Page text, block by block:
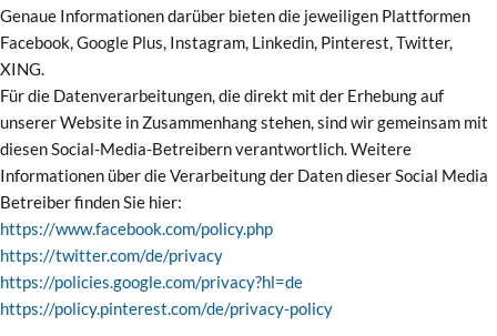
Genaue Informationen darüber bieten die jeweiligen Plattformen
Facebook, Google Plus, Instagram, Linkedin, Pinterest, Twitter,
XING.
Für die Datenverarbeitungen, die direkt mit der Erhebung auf
unserer Website in Zusammenhang stehen, sind wir gemeinsam mit
diesen Social-Media-Betreibern verantwortlich. Weitere
Informationen über die Verarbeitung der Daten dieser Social Media
Betreiber finden Sie hier:
https://www.facebook.com/policy.php
https://twitter.com/de/privacy
https://policies.google.com/privacy?hl=de
https://policy.pinterest.com/de/privacy-policy